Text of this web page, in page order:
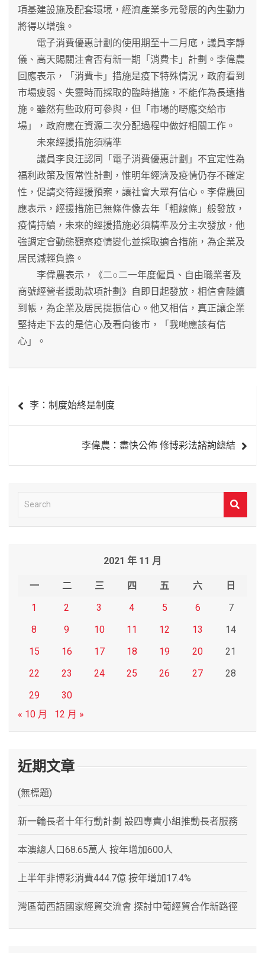
項基建設施及配套環境，經濟產業多元發展的內生動力
將得以增強。
電子消費優惠計劃的使用期至十二月底，議員李靜
儀、高天賜關注會否有新一期「消費卡」計劃。李偉農
回應表示，「消費卡」措施是疫下特殊情況，政府看到
市場疲弱、失靈時而採取的臨時措施，不能作為長遠措
施。雖然有些政府可參與，但「市場的嘢應交給市
場」，政府應在資源二次分配過程中做好相關工作。
未來經援措施須精準
議員李良汪認同「電子消費優惠計劃」不宜定性為
福利政策及恆常性計劃，惟明年經濟及疫情仍存不確定
性，促請交待經援預案，讓社會大眾有信心。李偉農回
應表示，經援措施已無條件像去年「粗線條」般發放，
疫情持續，未來的經援措施必須精準及分主次發放，他
強調定會動態觀察疫情變化並採取適合措施，為企業及
居民減輕負擔。
李偉農表示，《二○二一年度僱員、自由職業者及
商號經營者援助款項計劃》自即日起發放，相信會陸續
到帳，為企業及居民提振信心。他又相信，真正讓企業
堅持走下去的是信心及看向後市，「我哋應該有信
心」。
章 李：制度始終是制度
李偉農：盡快公佈 修博彩法諮詢總結
e
2021 年 11 月
一 二 三 四 五 六
日
1
2 3 4 5 6
7
8
9 10 11 12 13
14
15
16 17 18 19 20
21
22
23 24 25 26 27
28
29
30
« 10 月
12 月 »
近期文章
(無標題)
新一輪長者十年行動計劃 設四專責小組推動長者服務
本澳總人口68.65萬人 按年增加600人
上半年非博彩消費444.7億 按年增加17.4%
灣區葡西語國家經貿交流會 探討中葡經貿合作新路徑